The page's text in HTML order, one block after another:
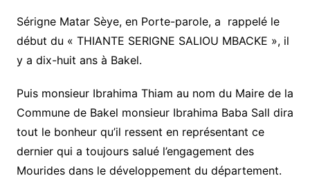
Sérigne Matar Sèye, en Porte-parole, a rappelé le
début du « THIANTE SERIGNE SALIOU MBACKE », il
y a dix-huit ans à Bakel.
Puis monsieur Ibrahima Thiam au nom du Maire de la
Commune de Bakel monsieur Ibrahima Baba Sall dira
tout le bonheur qu’il ressent en représentant ce
dernier qui a toujours salué l’engagement des
Mourides dans le développement du département.